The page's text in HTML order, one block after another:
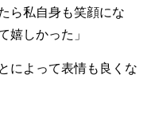
ら私自身も笑顔にな
嬉しかった」
によって表情も良くな